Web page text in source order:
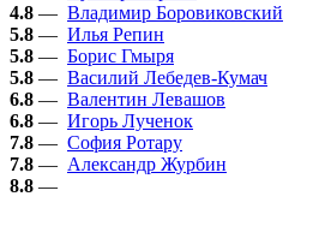
4.8 — Владимир Боровиковский
5.8 — Илья Репин
5.8 — Борис Гмыря
5.8 — Василий Лебедев-Кумач
6.8 — Валентин Левашов
6.8 — Игорь Лученок
7.8 — София Ротару
7.8 — Александр Журбин
8.8 —